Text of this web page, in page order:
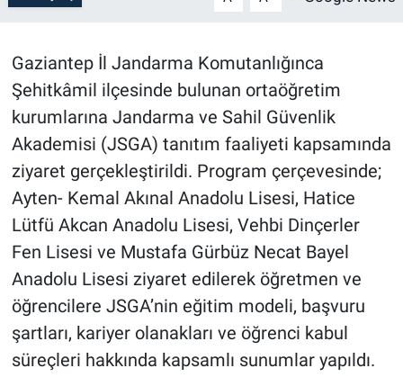
Gaziantep İl Jandarma Komutanlığınca
Şehitkâmil ilçesinde bulunan ortaöğretim
kurumlarına Jandarma ve Sahil Güvenlik
Akademisi (JSGA) tanıtım faaliyeti kapsamında
ziyaret gerçekleştirildi. Program çerçevesinde;
Ayten- Kemal Akınal Anadolu Lisesi, Hatice
Lütfü Akcan Anadolu Lisesi, Vehbi Dinçerler
Fen Lisesi ve Mustafa Gürbüz Necat Bayel
Anadolu Lisesi ziyaret edilerek öğretmen ve
öğrencilere JSGA’nin eğitim modeli, başvuru
şartları, kariyer olanakları ve öğrenci kabul
süreçleri hakkında kapsamlı sunumlar yapıldı.